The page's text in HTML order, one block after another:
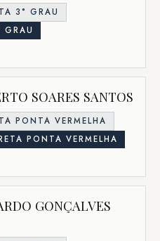
3° GRAU
GRAU
SOARES SANTOS
PONTA VERMELHA
PONTA VERMELHA
GONÇALVES